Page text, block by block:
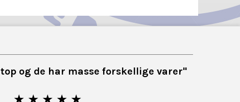
og de har masse forskellige varer"